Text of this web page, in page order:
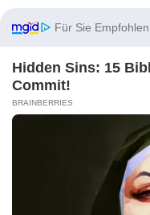
Aktien ATX DAX EuroStoxx
Triumph
Bearer and-or registered
-
Datenschutz-
Für Sie Empfohlen
Hidden Sins: 15
Commit!
BRAINBERRIES